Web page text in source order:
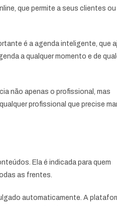
que permite a seus clientes ou
é a agenda inteligente, que
a qualquer momento e de
não apenas o profissional, mas
profissional que precise
Ela é indicada para quem
as frentes.
automaticamente. A